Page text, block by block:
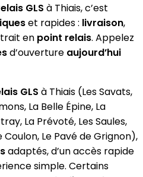
GLS à Thiais, c’est
et rapides : livraison,
en point relais. Appelez
d’ouverture aujourd’hui
GLS à Thiais (Les Savats,
La Belle Épine, La
La Prévoté, Les Saules,
Coulon, Le Pavé de Grignon),
adaptés, d’un accès rapide
simple. Certains